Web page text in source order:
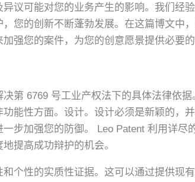
议可能对您的业务产生的影响。我们经
您的创新不断蓬勃发展。在这篇博文中
强您的案件，为您的创意愿景提供必要的
第 6769 号工业产权法下的具体法律依
能性方面。设计。设计必须是新颖的，
步加强您的防御。 Leo Patent 利用详尽
提高成功辩护的机会。
个性的实质性证据。这可以通过提供现